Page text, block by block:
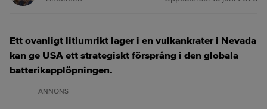
Ett ovanligt litiumrikt lager i en vulkankrater i Nevada
kan ge USA ett strategiskt försprång i den globala
batterikapplöpningen.
ANNONS